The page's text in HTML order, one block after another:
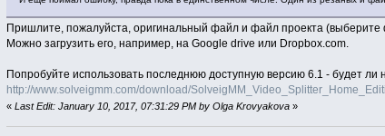
Пришлите, пожалуйста, оригинальный файл и файл проекта
Можно загрузить его, например, на Google drive или Dropbox.com.
Попробуйте использовать последнюю доступную версию 6.1 - будет ли
http://www.solveigmm.com/download/
« Last Edit: January 10, 2017, 07:31:29 PM by Olga Krovyakova»